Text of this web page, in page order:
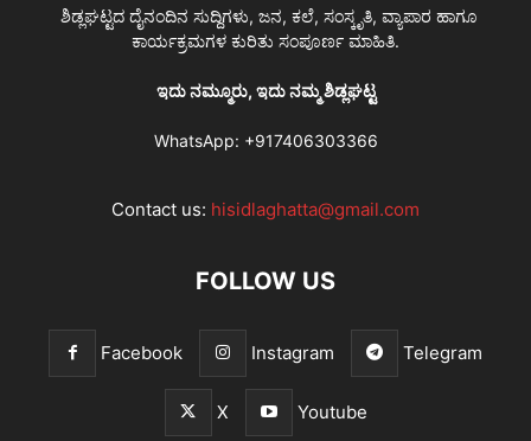
ಶಿಡ್ಲಘಟ್ಟದ ದೈನಂದಿನ ಸುದ್ದಿಗಳು, ಜನ, ಕಲೆ, ಸಂಸ್ಕೃತಿ, ವ್ಯಾಪಾರ ಹಾಗೂ
ಕಾರ್ಯಕ್ರಮಗಳ ಕುರಿತು ಸಂಪೂರ್ಣ ಮಾಹಿತಿ.
ಇದು ನಮ್ಮೂರು, ಇದು ನಮ್ಮ ಶಿಡ್ಲಘಟ್ಟ
WhatsApp: +917406303366
Contact us: hisidlaghatta@gmail.com
FOLLOW US
Facebook Instagram Telegram
X Youtube